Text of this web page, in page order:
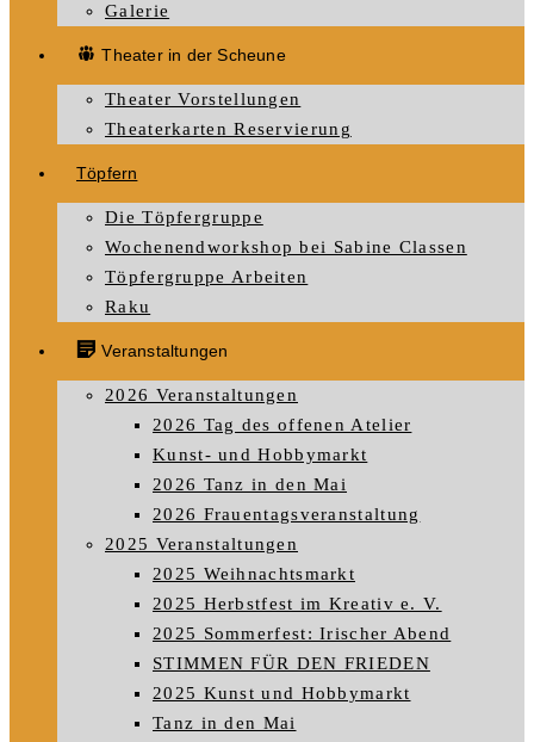
Galerie
Theater in der Scheune
Theater Vorstellungen
Theaterkarten Reservierung
Töpfern
Die Töpfergruppe
Wochenendworkshop bei Sabine Classen
Töpfergruppe Arbeiten
Raku
Veranstaltungen
2026 Veranstaltungen
2026 Tag des offenen Atelier
Kunst- und Hobbymarkt
2026 Tanz in den Mai
2026 Frauentagsveranstaltung
2025 Veranstaltungen
2025 Weihnachtsmarkt
2025 Herbstfest im Kreativ e. V.
2025 Sommerfest: Irischer Abend
STIMMEN FÜR DEN FRIEDEN
2025 Kunst und Hobbymarkt
Tanz in den Mai